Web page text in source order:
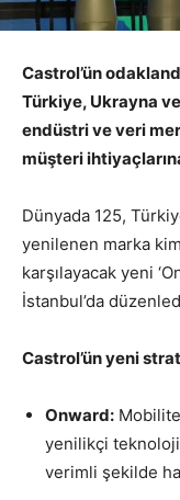
Castrol’ün
Türkiye, Ukrayna
endüstri ve veri
müşteri
Dünyada 125,
yenilenen marka
karşılayacak yeni
İstanbul’da
Castrol’ün yeni
Onward:
yenilikçi
verimli şekilde